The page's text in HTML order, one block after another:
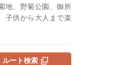
地、野菊公園、御所
子供から大人まで楽
ルート検索